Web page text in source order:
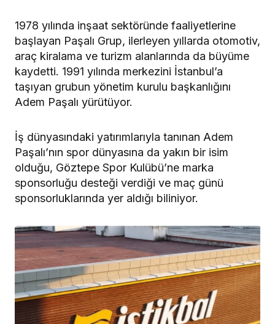
1978 yılında inşaat sektöründe faaliyetlerine
başlayan Paşalı Grup, ilerleyen yıllarda otomotiv,
araç kiralama ve turizm alanlarında da büyüme
kaydetti. 1991 yılında merkezini İstanbul’a
taşıyan grubun yönetim kurulu başkanlığını
Adem Paşalı yürütüyor.
İş dünyasındaki yatırımlarıyla tanınan Adem
Paşalı’nın spor dünyasına da yakın bir isim
olduğu, Göztepe Spor Kulübü’ne marka
sponsorluğu desteği verdiği ve maç günü
sponsorluklarında yer aldığı biliniyor.